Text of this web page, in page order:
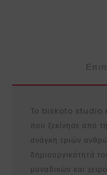
Το biskoto studio
που ξεκίνησε από
ανάγκη τριών
δημιουργικότητά
μοναδικών και